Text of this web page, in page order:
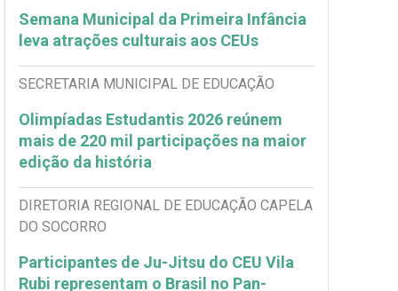
Semana Municipal da Primeira Infância
leva atrações culturais aos CEUs
SECRETARIA MUNICIPAL DE EDUCAÇÃO
Olimpíadas Estudantis 2026 reúnem
mais de 220 mil participações na maior
edição da história
DIRETORIA REGIONAL DE EDUCAÇÃO CAPELA
DO SOCORRO
Participantes de Ju-Jitsu do CEU Vila
Rubi representam o Brasil no Pan-